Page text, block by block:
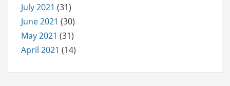
July 2021 (31)
June 2021 (30)
May 2021 (31)
April 2021 (14)